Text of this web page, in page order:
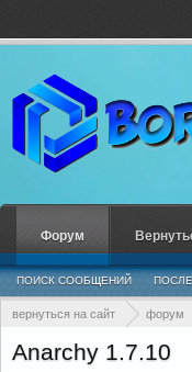
вернуться на сайт форум
Anarchy 1.7.10
Форум
ПОИСК СООБЩЕНИЙ